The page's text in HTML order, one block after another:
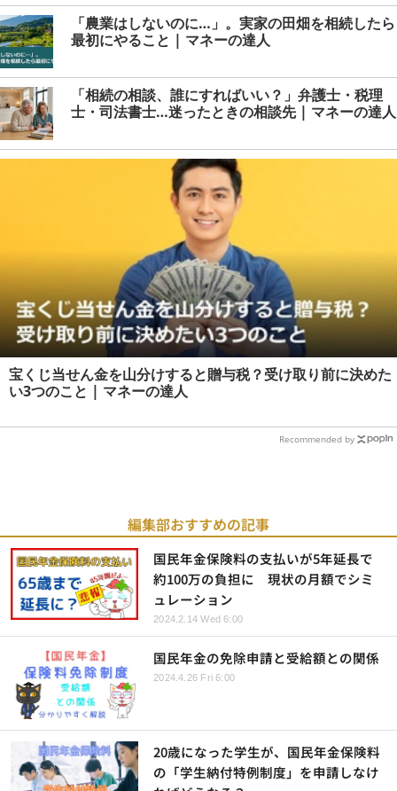
「農業はしないのに…」。実家の田畑を相続したら
最初にやること | マネーの達人
「相続の相談、誰にすればいい？」弁護士・税理
士・司法書士…迷ったときの相談先 | マネーの達人
宝くじ当せん金を山分けすると贈与税？受け取り前に決めた
い3つのこと | マネーの達人
Recommended by
編集部おすすめの記事
国民年金保険料の支払いが5年延長で
約100万の負担に 現状の月額でシミ
ュレーション
2024.2.14 Wed 6:00
国民年金の免除申請と受給額との関係
2024.4.26 Fri 6:00
20歳になった学生が、国民年金保険料
の「学生納付特例制度」を申請しなけ